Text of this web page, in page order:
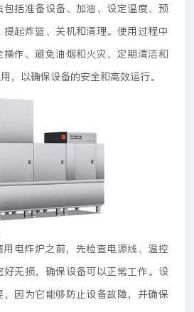
括准备设备、加油、设定温度、预
起炸篮、关机和清理。使用过程中
作、避免油烟和火灾、定期清洁和
，以确保设备的安全和高效运行。
用电炸炉之前，先检查电源线、温控
无损，确保设备可以正常工作。设
因为它能够防止设备故障，并确保